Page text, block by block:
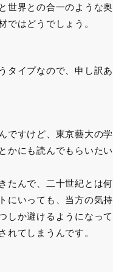
世界との合一のような奥
ではどうでしょう。
タイプなので、申し訳あ
ですけど、東京藝大の学
かにも読んでもらいたい
たんで、二十世紀とは何
にいっても、当方の気持
しか避けるようになって
れてしまうんです。